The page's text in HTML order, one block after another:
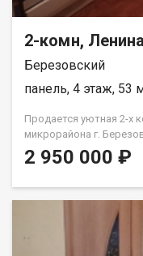
жилье в реальность
2-комн,
Березовский
панель, 4 этаж, 53
Продается уютная 2-х
микрорайона г.
9/30/53 кв.м., комнаты
большой балкон (7 м.),
Район с хорошо
доступности
остановки
2 950 000 ₽